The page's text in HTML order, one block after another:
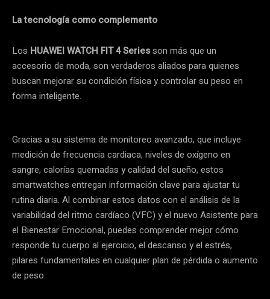
La tecnología como complemento
Los HUAWEI WATCH FIT 4 Seriesson más que un
accesorio de moda, son verdaderos aliados para quienes
buscan mejorar su condición física y controlar su peso en
forma inteligente.
Gracias a su sistema de monitoreo avanzado, que incluye
medición de frecuencia cardiaca, niveles de oxígeno en
sangre, calorías quemadas y calidad del sueño, estos
smartwatches entregan información clave para ajustar tu
rutina diaria. Al combinar estos datos con el análisis de la
variabilidad del ritmo cardíaco (VFC) y el nuevo Asistente para
el Bienestar Emocional, puedes comprender mejor cómo
responde tu cuerpo al ejercicio, el descanso y el estrés,
pilares fundamentales en cualquier plan de pérdida o aumento
de peso.